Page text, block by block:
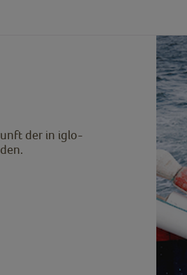
der in iglo-